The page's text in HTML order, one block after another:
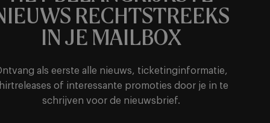
RECHTSTREEKS
IN JE MAILBOX
als eerste alle nieuws, ticketinginformatie,
of interessante promoties door je in te
schrijven voor de nieuwsbrief.